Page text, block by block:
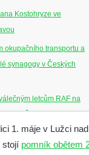
Kostohryze ve
okupačního transportu a
synagogy v Českých
letcům RAF na
v Českých
Zelenky-Hajského v
1. máje v Lužci
stojí pomník obětem